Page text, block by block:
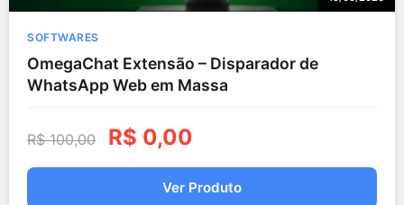
SOFTWARES
OmegaChat Extensão – Disparador de
WhatsApp Web em Massa
R$100,00 R$ 0,00
Ver Produto